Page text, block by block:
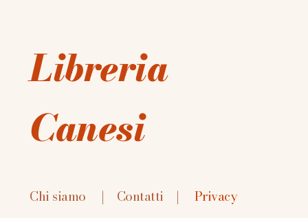
Libreria
Canesi
Chi siamo | Contatti | Privacy